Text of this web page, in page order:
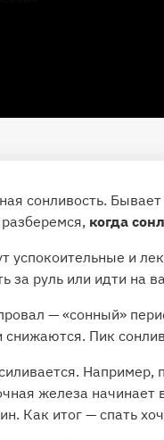
сонливость.
когда
успокоительные и
за руль или идти на
— «сонный»
снижаются. Пик
. Например,
железа начинает
Как итог — спать